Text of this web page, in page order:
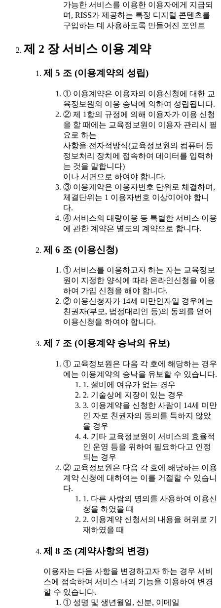
가능한 서비스를 이용한 이용자에게 지급되
며, RISS가 제공하는 특정 디지털 콘텐츠를
구입하는 데 사용하도록 만들어진 포인트
제 2 장 서비스 이용 계약
제 5 조 (이용계약의 성립)
① 이용계약은 이용자의 이용신청에 대한 교
육정보원의 이용 승낙에 의하여 성립됩니다.
② 제 1항의 규정에 의해 이용자가 이용 신청
을 할 때에는 교육정보원이 이용자 관리시 필
요로 하는
사항을 전자적방식(교육정보원의 컴퓨터 등
정보처리 장치에 접속하여 데이터를 입력하
는 것을 말합니다)
이나 서면으로 하여야 합니다.
③ 이용계약은 이용자번호 단위로 체결하며,
체결단위는 1 이용자번호 이상이어야 합니
다.
④ 서비스의 대량이용 등 특별한 서비스 이용
에 관한 계약은 별도의 계약으로 합니다.
제 6 조 (이용신청)
① 서비스를 이용하고자 하는 자는 교육정보
원이 지정한 양식에 따라 온라인신청을 이용
하여 가입 신청을 해야 합니다.
② 이용신청자가 14세 미만인자일 경우에는
친권자(부모, 법정대리인 등)의 동의를 얻어
이용신청을 하여야 합니다.
제 7 조 (이용계약 승낙의 유보)
① 교육정보원은 다음 각 호에 해당하는 경우
에는 이용계약의 승낙을 유보할 수 있습니다.
1. 설비에 여유가 없는 경우
2. 기술상에 지장이 있는 경우
3. 이용계약을 신청한 사람이 14세 미만
인 자로 친권자의 동의를 득하지 않았
을 경우
4. 기타 교육정보원이 서비스의 효율적
인 운영 등을 위하여 필요하다고 인정
되는 경우
② 교육정보원은 다음 각 호에 해당하는 이용
계약 신청에 대하여는 이를 거절할 수 있습니
다.
1. 다른 사람의 명의를 사용하여 이용신
청을 하였을 때
2. 이용계약 신청서의 내용을 허위로 기
재하였을 때
제 8 조 (계약사항의 변경)
이용자는 다음 사항을 변경하고자 하는 경우 서비
스에 접속하여 서비스 내의 기능을 이용하여 변경
할 수 있습니다.
① 성명 및 생년월일, 신분, 이메일